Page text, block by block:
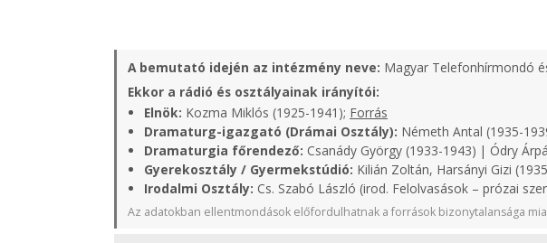
A bemutató idején az intézmény neve: Magyar Telefonhírmondó
Ekkor a rádió és osztályainak irányítói:
Elnök: Kozma Miklós (1925-1941); Forrás
Dramaturg-igazgató (Drámai Osztály): Németh Antal (1935-
Dramaturgia főrendező: Csanády György (1933-1943) | Ódry
Gyerekosztály / Gyermekstúdió: Kilián Zoltán, Harsányi Gizi
Irodalmi Osztály: Cs. Szabó László (irod. Felolvasások – prózai
Az adatokban ellentmondások előfordulhatnak a források bizonytalansága